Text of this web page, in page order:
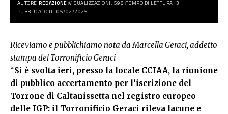
AUTORE:REDAZIONE VISUALIZZAZIONI: 598 TEMPO DI LETTURA: 3
PUBBLICATO IL: 05/02/2025
Riceviamo e pubblichiamo nota da Marcella Geraci, addetto
stampa del Torronificio Geraci
“Si è svolta ieri, presso la locale CCIAA, la riunione
di pubblico accertamento per l’iscrizione del
Torrone di Caltanissetta nel registro europeo
delle IGP: il Torronificio Geraci rileva lacune e